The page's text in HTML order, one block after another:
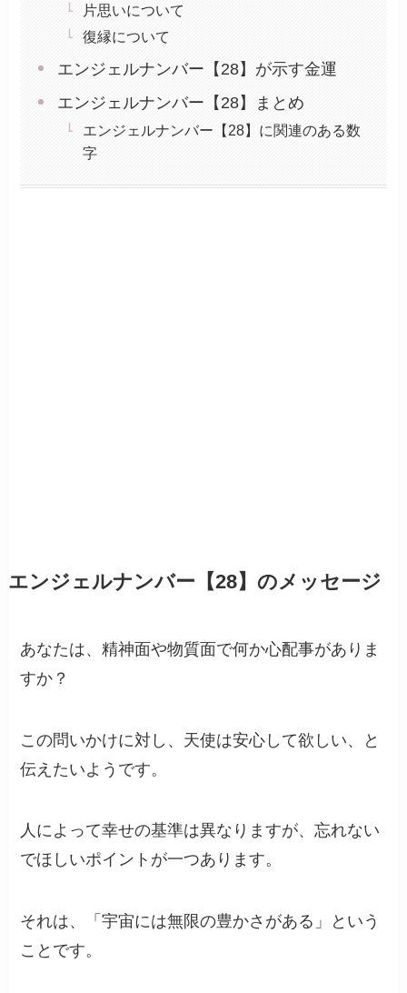
片思いについて
復縁について
エンジェルナンバー【28】が示す金運
エンジェルナンバー【28】まとめ
エンジェルナンバー【28】に関連のある数
字
エンジェルナンバー【28】のメッセージ
あなたは、精神面や物質面で何か心配事がありま
すか？
この問いかけに対し、天使は安心して欲しい、と
伝えたいようです。
人によって幸せの基準は異なりますが、忘れない
でほしいポイントが一つあります。
それは、「宇宙には無限の豊かさがある」という
ことです。